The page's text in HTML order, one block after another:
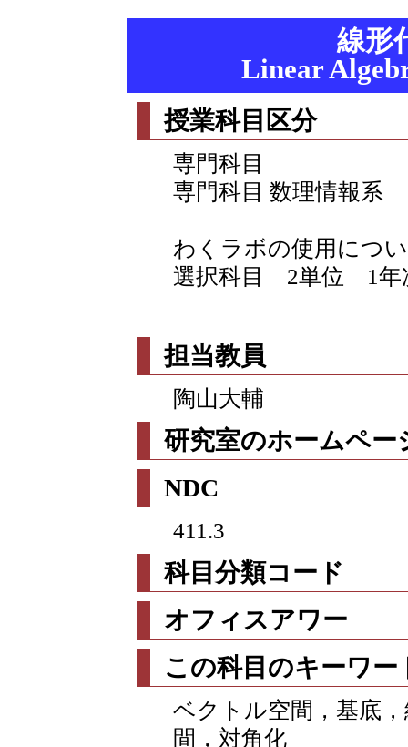
線形
Linear
授業科目区分
専門科目
専門科目 数理情報系
わくラボの使用につ
選択科目 2単位 1
担当教員
陶山大輔
研究室のホームペー
NDC
411.3
科目分類コード
オフィスアワー
この科目のキーワー
ベクトル空間，基底
間，対角化